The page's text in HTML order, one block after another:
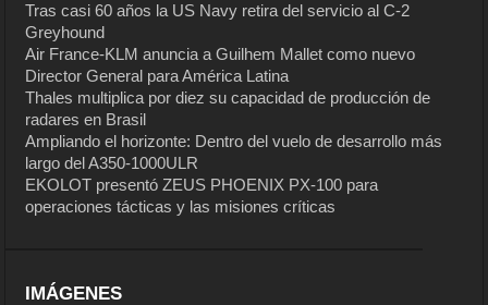
Tras casi 60 años la US Navy retira del servicio al C-2
Greyhound
Air France-KLM anuncia a Guilhem Mallet como nuevo
Director General para América Latina
Thales multiplica por diez su capacidad de producción de
radares en Brasil
Ampliando el horizonte: Dentro del vuelo de desarrollo más
largo del A350-1000ULR
EKOLOT presentó ZEUS PHOENIX PX-100 para
operaciones tácticas y las misiones críticas
IMÁGENES